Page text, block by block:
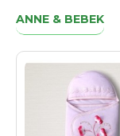
ANNE & BEBEK